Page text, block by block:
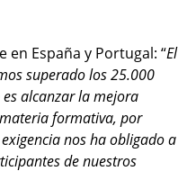
España y Portugal: “El
superado los 25.000
alcanzar la mejora
formativa, por
nos ha obligado a
de nuestros